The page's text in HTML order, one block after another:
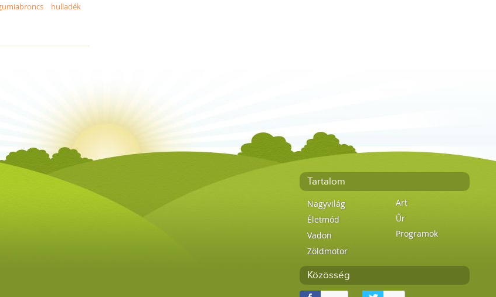
hulladék
Tartalom
Nagyvilág
Életmód
Vadon
Zöldmotor
Art
Űr
Programok
Közösség